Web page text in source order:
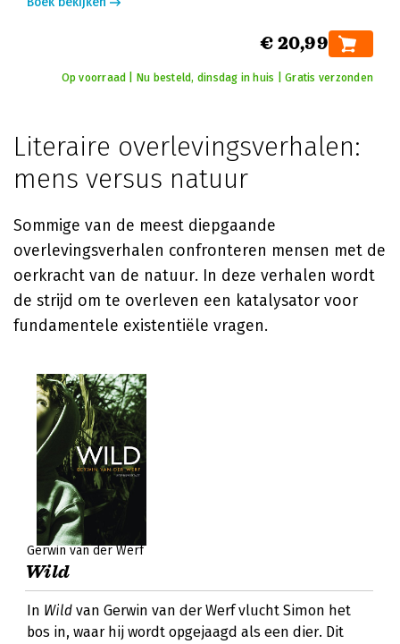
€ 20,99
Op voorraad | Nu besteld, dinsdag in huis | Gratis verzonden
Literaire overlevingsverhalen:
mens versus natuur
Sommige van de meest diepgaande
overlevingsverhalen confronteren mensen met de
oerkracht van de natuur. In deze verhalen wordt
de strijd om te overleven een katalysator voor
fundamentele existentiële vragen.
Gerwin van der Werf
Wild
In Wild van Gerwin van der Werf vlucht Simon het
bos in, waar hij wordt opgejaagd als een dier. Dit